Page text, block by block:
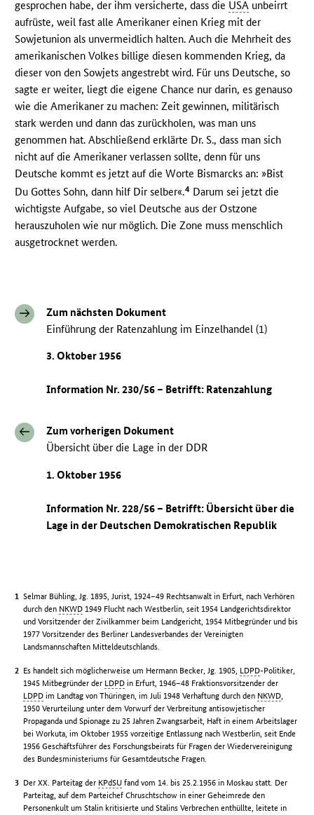
gesprochen habe, der ihm versicherte, dass die USA unbeirrt
aufrüste, weil fast alle Amerikaner einen Krieg mit der
Sowjetunion als unvermeidlich halten. Auch die Mehrheit des
amerikanischen Volkes billige diesen kommenden Krieg, da
dieser von den Sowjets angestrebt wird. Für uns Deutsche, so
sagte er weiter, liegt die eigene Chance nur darin, es genauso
wie die Amerikaner zu machen: Zeit gewinnen, militärisch
stark werden und dann das zurückholen, was man uns
genommen hat. Abschließend erklärte Dr. S., dass man sich
nicht auf die Amerikaner verlassen sollte, denn für uns
Deutsche kommt es jetzt auf die Worte Bismarcks an: »Bist
Du Gottes Sohn, dann hilf Dir selber«.4 Darum sei jetzt die
wichtigste Aufgabe, so viel Deutsche aus der Ostzone
herauszuholen wie nur möglich. Die Zone muss menschlich
ausgetrocknet werden.
Zum nächsten Dokument
Einführung der Ratenzahlung im Einzelhandel (1)
3. Oktober 1956
Information Nr. 230/56 – Betrifft: Ratenzahlung
Zum vorherigen Dokument
Übersicht über die Lage in der DDR
1. Oktober 1956
Information Nr. 228/56 – Betrifft: Übersicht über die
Lage in der Deutschen Demokratischen Republik
Selmar Bühling, Jg. 1895, Jurist, 1924–49 Rechtsanwalt in Erfurt, nach Verhören
durch den NKWD 1949 Flucht nach Westberlin, seit 1954 Landgerichtsdirektor
und Vorsitzender der Zivilkammer beim Landgericht, 1954 Mitbegründer und bis
1977 Vorsitzender des Berliner Landesverbandes der Vereinigten
Landsmannschaften Mitteldeutschlands.
Es handelt sich möglicherweise um Hermann Becker, Jg. 1905, LDPD-Politiker,
1945 Mitbegründer der LDPD in Erfurt, 1946–48 Fraktionsvorsitzender der
LDPD im Landtag von Thüringen, im Juli 1948 Verhaftung durch den NKWD
1950 Verurteilung unter dem Vorwurf der Verbreitung antisowjetischer
Propaganda und Spionage zu 25 Jahren Zwangsarbeit, Haft in einem Arbeitslager
bei Workuta, im Oktober 1955 vorzeitige Entlassung nach Westberlin, seit Ende
1956 Geschäftsführer des Forschungsbeirats für Fragen der Wiedervereinigung
des Bundesministeriums für Gesamtdeutsche Fragen.
Der XX. Parteitag der KPdSU fand vom 14. bis 25.2.1956 in Moskau statt. Der
Parteitag, auf dem Parteichef Chruschtschow in einer Geheimrede den
Personenkult um Stalin kritisierte und Stalins Verbrechen enthüllte, leitete in